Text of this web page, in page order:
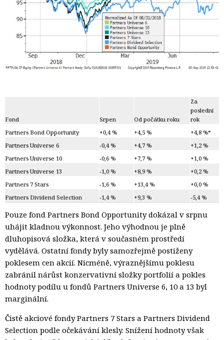
Fond Srpen Od počátku roku
Za
poslední
rok
Partners Bond Opportunity
+0,4 % +4,5 %
+4,8 %*
Partners Universe 6
-0,4 % +4,7 %
+1,2 %
Partners Universe 10
-0,6 % +7,7 %
+1,0 %
Partners Universe 13
-1,0 % +8,9 %
+0,2 %
Partners 7 Stars
-1,6 % +13,4 %
+0,0 %
Partners Dividend Selection
-1,4 % +9,3 % -5,4 %
Pouze fond Partners Bond Opportunity dokázal v srpnu
uhájit kladnou výkonnost. Jeho výhodnou je plně
dluhopisová složka, která v současném prostředí
vydělává. Ostatní fondy byly samozřejmě postiženy
poklesem cen akcií. Nicméně, výraznějšímu poklesu
zabránil nárůst konzervativní složky portfolií a pokles
hodnoty podílu u fondů Partners Universe 6, 10 a 13 byl
marginální.
Čistě akciové fondy Partners 7 Stars a Partners Dividend
Selection podle očekávání klesly. Snížení hodnoty však